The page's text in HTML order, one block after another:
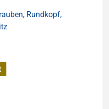
Rundkopf,